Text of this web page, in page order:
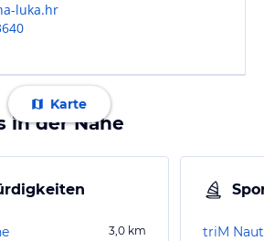
luka.hr
Karte
in der Nähe
3,0 km triM